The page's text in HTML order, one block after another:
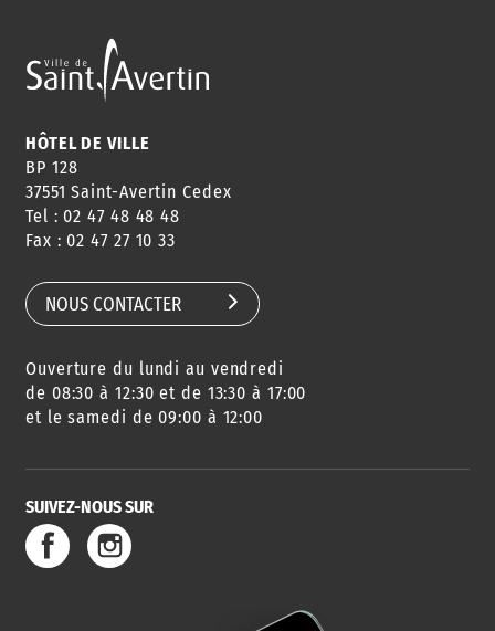
HÔTEL DE VILLE
BP 128
37551 Saint-Avertin Cedex
Tel : 02 47 48 48 48
Fax : 02 47 27 10 33
NOUS CONTACTER
Ouverture du lundi au vendredi
de 08:30 à 12:30 et de 13:30 à 17:00
et le samedi de 09:00 à 12:00
SUIVEZ-NOUS SUR